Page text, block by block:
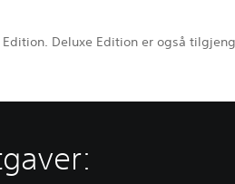
Deluxe Edition er også